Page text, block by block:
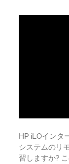
HP iLOインタ
システムのリ
習しますか?